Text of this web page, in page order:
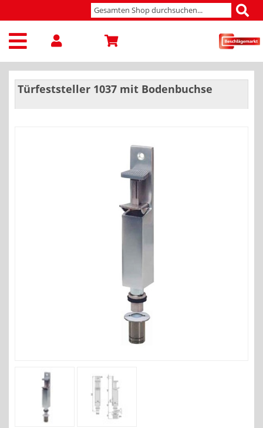
Türfeststeller 1037 mit Bodenbuchse